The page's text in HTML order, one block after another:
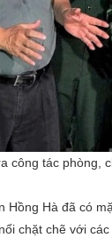
công tác phòng,
Hồng Hà đã có
chặt chẽ với